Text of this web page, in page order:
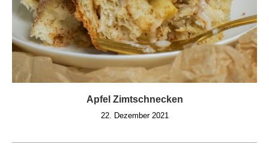
Apfel Zimtschnecken
22. Dezember 2021